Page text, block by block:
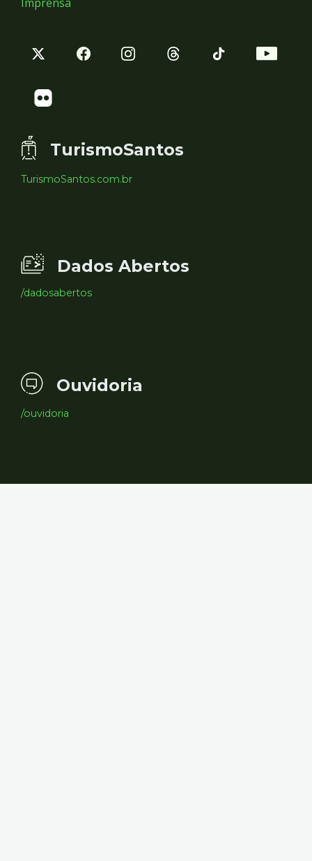
TurismoSantos
TurismoSantos.com.br
Dados Abertos
/dadosabertos
Ouvidoria
/ouvidoria